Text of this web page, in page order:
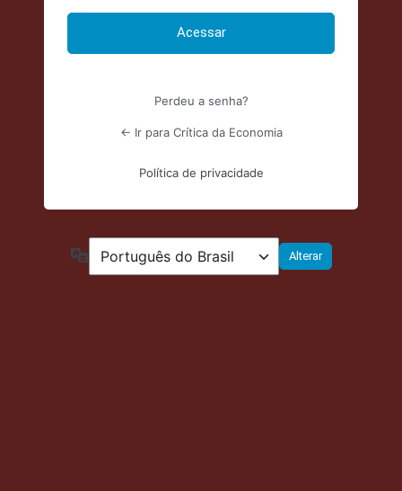
Perdeu a senha?
← Ir para Crítica da Economia
Política de privacidade
Idioma